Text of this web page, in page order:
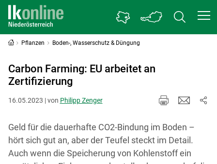
Pflanzen Boden-, Wasserschutz & Düngung
Carbon Farming: EU arbeitet an
Zertifizierung
16.05.2023 | von Philipp Zenger
Geld für die dauerhafte CO2-Bindung im Boden –
hört sich gut an, aber der Teufel steckt im Detail.
Auch wenn die Speicherung von Kohlenstoff ein